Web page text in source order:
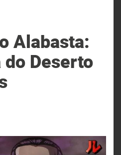
Alabasta:
Deserto